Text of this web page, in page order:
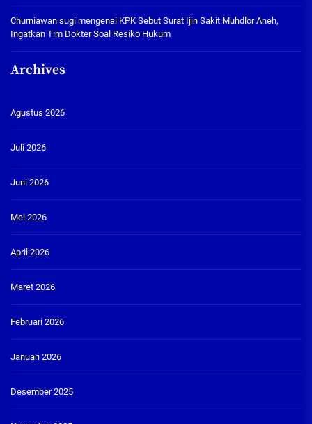
Churniawan sugi mengenai KPK Sebut Surat Ijin Sakit Muhdlor Aneh,
Ingatkan Tim Dokter Soal Resiko Hukum
Archives
Agustus 2026
Juli 2026
Juni 2026
Mei 2026
April 2026
Maret 2026
Februari 2026
Januari 2026
Desember 2025